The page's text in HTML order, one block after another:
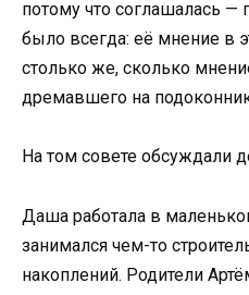
потому что соглашалась —
было всегда: её мнение в
столько же, сколько
дремавшего на
На том совете обсуждали
Даша работала в
занимался чем-то
накоплений. Родители